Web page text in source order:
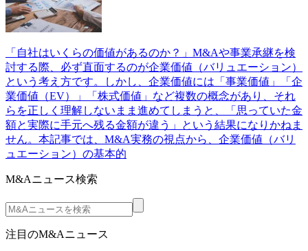
「自社はいくらの価値があるのか？」M&Aや事業承継を検
討する際、必ず直面するのが企業価値（バリュエーション）
という考え方です。しかし、企業価値には「事業価値」「企
業価値（EV）」「株式価値」など複数の概念があり、それ
らを正しく理解しないまま進めてしまうと、「思っていた金
額と実際に手元へ残る金額が違う」という結果になりかねま
せん。本記事では、M&A実務の視点から、企業価値（バリ
ュエーション）の基本的
M&Aニュース検索
注目のM&Aニュース